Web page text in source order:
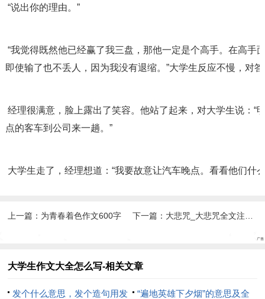
“说出你的理由。”
即使输了也不丢人，因为我没有退缩。”大学生反应不慢，对
点的客车到公司来一趟。”
大学生走了，经理想道：“我要故意让汽车晚点。看看他们什
上一篇： 为青春着色作文600字 下一篇： 大悲咒_大悲咒全文注音及解释
大学生作文大全怎么写-相关文章
发个什么意思，发个造句用发
“遍地英雄下夕烟”的意思及全